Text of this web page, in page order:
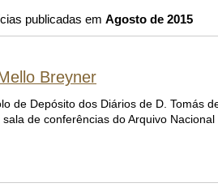
publicadas em Agosto de 2015
Breyner
de Depósito dos Diários de D. Tomás
de conferências do Arquivo